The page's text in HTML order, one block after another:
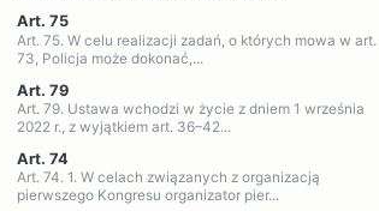
Art. 75
Art. 75. W celu realizacji zadań, o których mowa w art.
73, Policja może dokonać,...
Art. 79
Art. 79. Ustawa wchodzi w życie z dniem 1 września
2022 r., z wyjątkiem art. 36–42...
Art. 74
Art. 74. 1. W celach związanych z organizacją
pierwszego Kongresu organizator pier...